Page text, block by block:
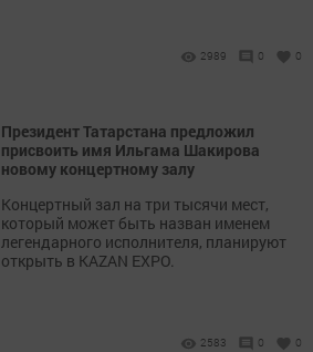
2989 0 0
Президент Татарстана предложил
присвоить имя Ильгама Шакирова
новому концертному залу
Концертный зал на три тысячи мест,
который может быть назван именем
легендарного исполнителя, планируют
открыть в KAZAN EXPO.
2583 0 0